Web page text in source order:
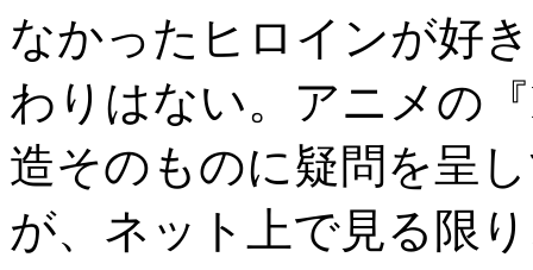
なかったヒロインが好
わりはない。アニメの
造そのものに疑問を呈
が、ネット上で見る限